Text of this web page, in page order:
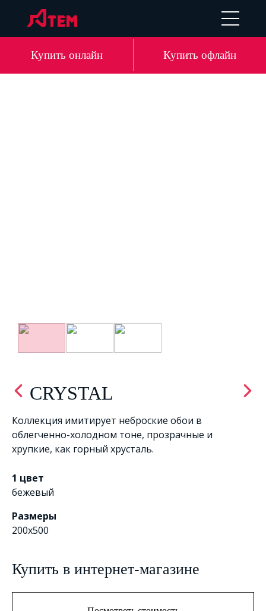
DE LV
Купить онлайн Купить офлайн
CRYSTAL
Коллекция имитирует неброские обои в
облегченно-холодном тоне, прозрачные и
хрупкие, как горный хрусталь.
1 цвет
бежевый
Размеры
200x500
Купить в интернет-магазине